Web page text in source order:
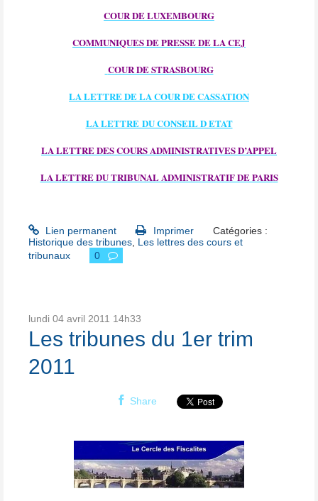
COUR DE LUXEMBOURG
COMMUNIQUES DE PRESSE DE LA CEJ
COUR DE STRASBOURG
LA LETTRE DE LA COUR DE CASSATION
LA LETTRE DU CONSEIL D ETAT
LA LETTRE DES COURS ADMINISTRATIVES D’APPEL
LA LETTRE DU TRIBUNAL ADMINISTRATIF DE PARIS
Lien permanent Imprimer
Catégories :
Historique des tribunes Les lettres des cours et
tribunaux
0
lundi 04 avril 2011 14h33
Les tribunes du 1er trim
2011
Share